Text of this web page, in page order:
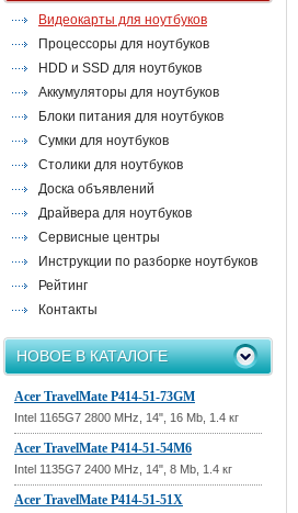
Видеокарты для ноутбуков
Процессоры для ноутбуков
HDD и SSD для ноутбуков
Аккумуляторы для ноутбуков
Блоки питания для ноутбуков
Сумки для ноутбуков
Столики для ноутбуков
Доска объявлений
Драйвера для ноутбуков
Сервисные центры
Инструкции по разборке ноутбуков
Рейтинг
Контакты
НОВОЕ В КАТАЛОГЕ
Acer TravelMate P414-51-73GM
Intel 1165G7 2800 MHz, 14", 16 Mb, 1.4 кг
Acer TravelMate P414-51-54M6
Intel 1135G7 2400 MHz, 14", 8 Mb, 1.4 кг
Acer TravelMate P414-51-51X